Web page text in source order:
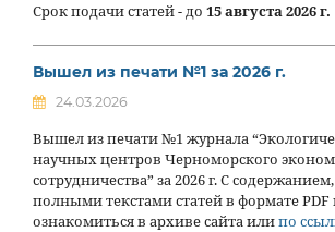
Срок подачи статей - до 15 августа 2026 г.
Вышел из печати №1 за 2026 г.
24.03.2026
Вышел из печати №1 журнала
научных центров Черноморского
сотрудничества” за 2026 г. С
полными текстами статей в формате
ознакомиться в архиве сайта илипо